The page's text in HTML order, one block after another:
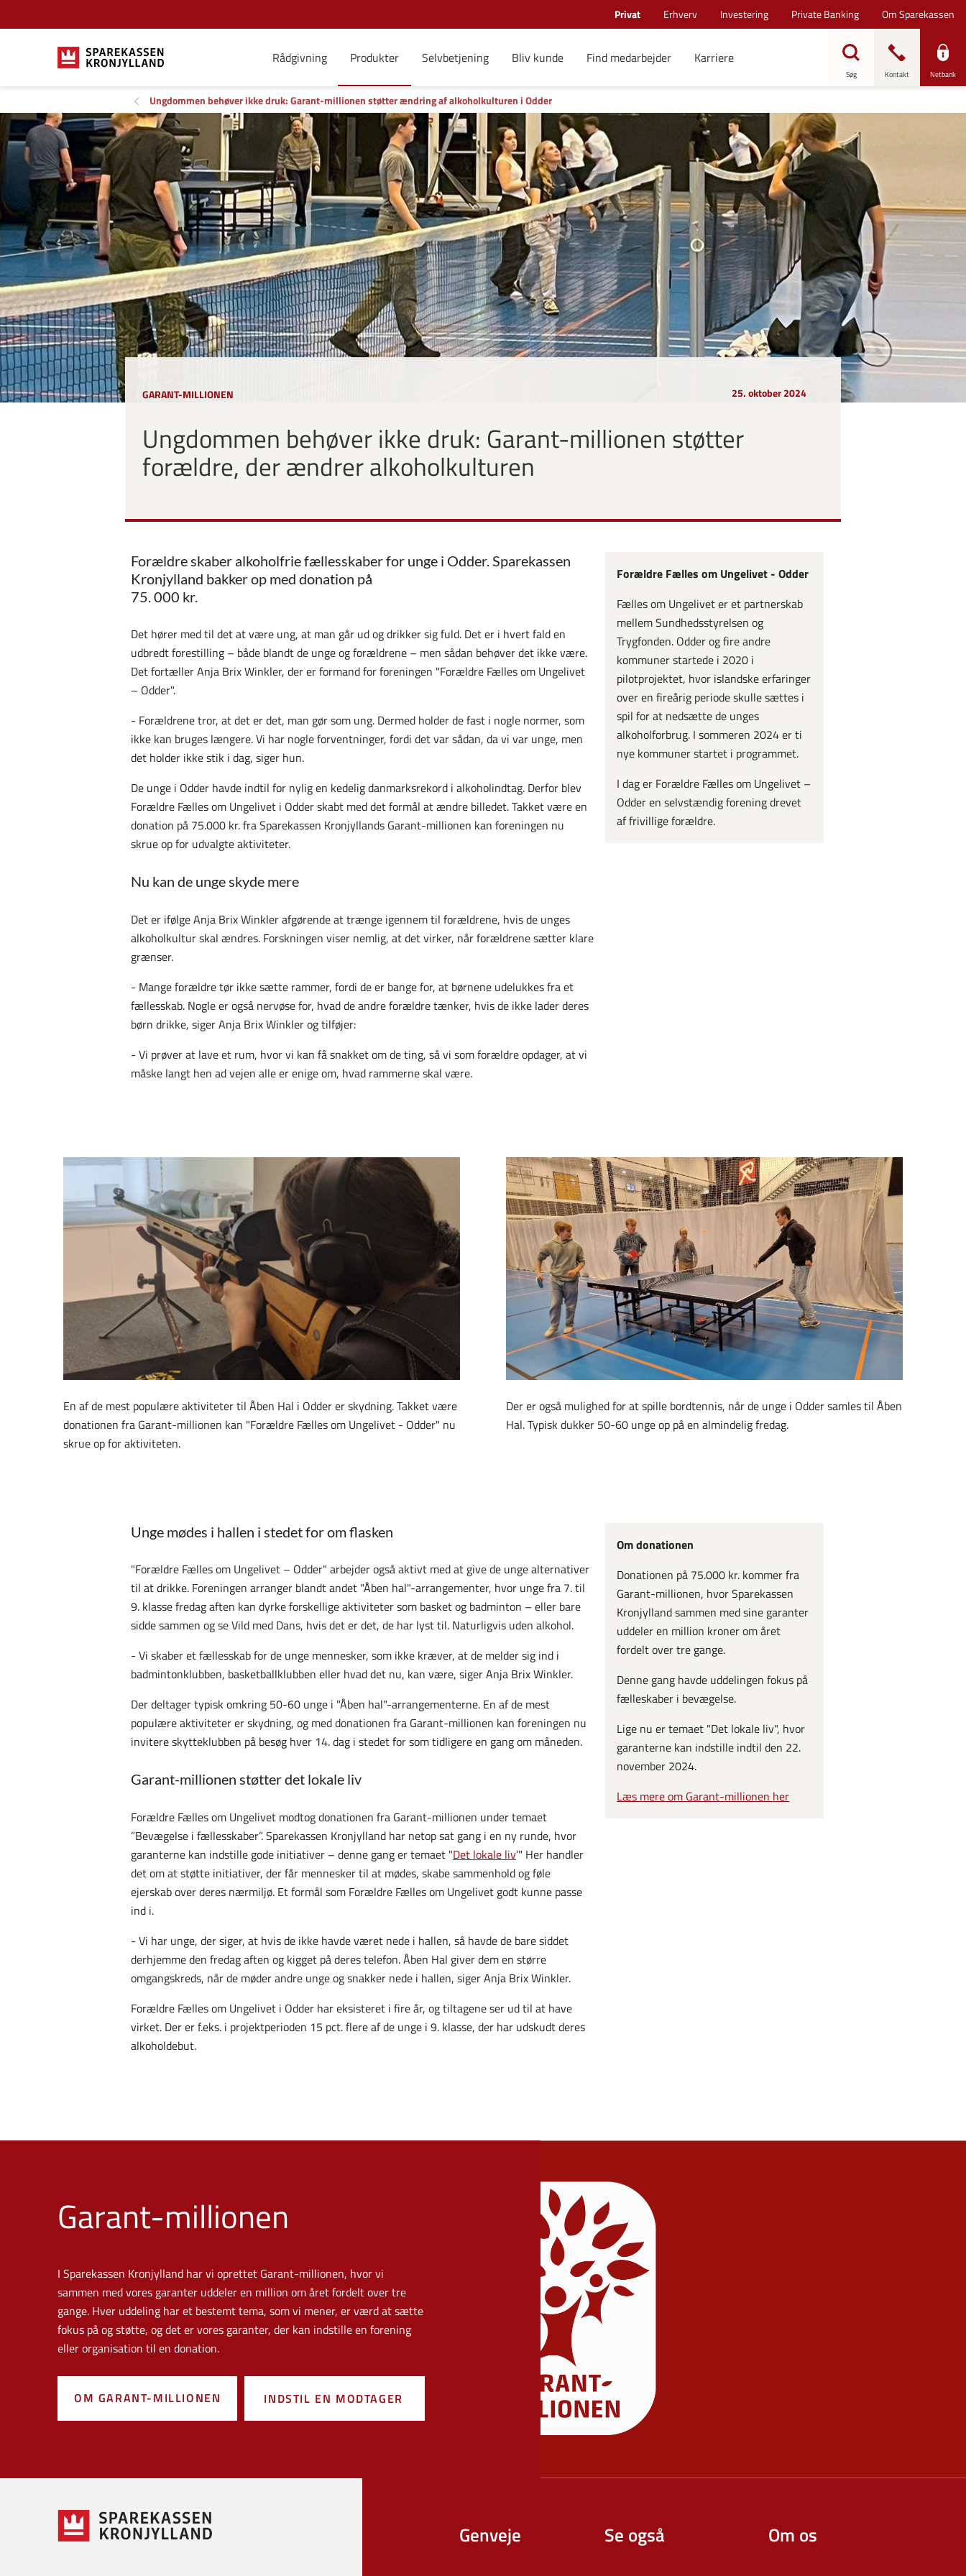
Privat Erhverv Investering Private Banking Om Sparekassen
Rådgivning Produkter Selvbetjening Bliv kunde Find medarbejder Karriere
Søg Kontakt Netbank
Ungdommen behøver ikke druk: Garant-millionen støtter ændring af alkoholkulturen i Odder
GARANT-MILLIONEN
Ungdommen behøver ikke druk: Garant-millionen støtter
forældre, der ændrer alkoholkulturen
25. oktober 2024
Forældre skaber alkoholfrie fællesskaber for unge i Odder. Sparekassen
Kronjylland bakker op med donation på
75. 000 kr.
Det hører med til det at være ung, at man går ud og drikker sig fuld. Det er i hvert fald en
udbredt forestilling – både blandt de unge og forældrene – men sådan behøver det ikke være.
Det fortæller Anja Brix Winkler, der er formand for foreningen "Forældre Fælles om Ungelivet
– Odder".
- Forældrene tror, at det er det, man gør som ung. Dermed holder de fast i nogle normer, som
ikke kan bruges længere. Vi har nogle forventninger, fordi det var sådan, da vi var unge, men
det holder ikke stik i dag, siger hun.
De unge i Odder havde indtil for nylig en kedelig danmarksrekord i alkoholindtag. Derfor blev
Forældre Fælles om Ungelivet i Odder skabt med det formål at ændre billedet. Takket være en
donation på 75.000 kr. fra Sparekassen Kronjyllands Garant-millionen kan foreningen nu
skrue op for udvalgte aktiviteter.
Nu kan de unge skyde mere
Det er ifølge Anja Brix Winkler afgørende at trænge igennem til forældrene, hvis de unges
alkoholkultur skal ændres. Forskningen viser nemlig, at det virker, når forældrene sætter klare
grænser.
- Mange forældre tør ikke sætte rammer, fordi de er bange for, at børnene udelukkes fra et
fællesskab. Nogle er også nervøse for, hvad de andre forældre tænker, hvis de ikke lader deres
børn drikke, siger Anja Brix Winkler og tilføjer:
- Vi prøver at lave et rum, hvor vi kan få snakket om de ting, så vi som forældre opdager, at vi
måske langt hen ad vejen alle er enige om, hvad rammerne skal være.
Forældre Fælles om Ungelivet - Odder
Fælles om Ungelivet er et partnerskab
mellem Sundhedsstyrelsen og
Trygfonden. Odder og fire andre
kommuner startede i 2020 i
pilotprojektet, hvor islandske erfaringer
over en fireårig periode skulle sættes i
spil for at nedsætte de unges
alkoholforbrug. I sommeren 2024 er ti
nye kommuner startet i programmet.
I dag er Forældre Fælles om Ungelivet –
Odder en selvstændig forening drevet
af frivillige forældre.
En af de mest populære aktiviteter til Åben Hal i Odder er skydning. Takket være
donationen fra Garant-millionen kan "Forældre Fælles om Ungelivet - Odder" nu
skrue op for aktiviteten.
Der er også mulighed for at spille bordtennis, når de unge i Odder samles til Åben
Hal. Typisk dukker 50-60 unge op på en almindelig fredag.
Unge mødes i hallen i stedet for om flasken
"Forældre Fælles om Ungelivet – Odder" arbejder også aktivt med at give de unge alternativer
til at drikke. Foreningen arranger blandt andet "Åben hal"-arrangementer, hvor unge fra 7. til
9. klasse fredag aften kan dyrke forskellige aktiviteter som basket og badminton – eller bare
sidde sammen og se Vild med Dans, hvis det er det, de har lyst til. Naturligvis uden alkohol.
- Vi skaber et fællesskab for de unge mennesker, som ikke kræver, at de melder sig ind i
badmintonklubben, basketballklubben eller hvad det nu, kan være, siger Anja Brix Winkler.
Der deltager typisk omkring 50-60 unge i "Åben hal"-arrangementerne. En af de mest
populære aktiviteter er skydning, og med donationen fra Garant-millionen kan foreningen nu
invitere skytteklubben på besøg hver 14. dag i stedet for som tidligere en gang om måneden.
Garant-millionen støtter det lokale liv
Forældre Fælles om Ungelivet modtog donationen fra Garant-millionen under temaet
”Bevægelse i fællesskaber”. Sparekassen Kronjylland har netop sat gang i en ny runde, hvor
garanterne kan indstille gode initiativer – denne gang er temaet "Det lokale liv’" Her handler
det om at støtte initiativer, der får mennesker til at mødes, skabe sammenhold og føle
ejerskab over deres nærmiljø. Et formål som Forældre Fælles om Ungelivet godt kunne passe
ind i.
- Vi har unge, der siger, at hvis de ikke havde været nede i hallen, så havde de bare siddet
derhjemme den fredag aften og kigget på deres telefon. Åben Hal giver dem en større
omgangskreds, når de møder andre unge og snakker nede i hallen, siger Anja Brix Winkler.
Forældre Fælles om Ungelivet i Odder har eksisteret i fire år, og tiltagene ser ud til at have
virket. Der er f.eks. i projektperioden 15 pct. flere af de unge i 9. klasse, der har udskudt deres
alkoholdebut.
Om donationen
Donationen på 75.000 kr. kommer fra
Garant-millionen, hvor Sparekassen
Kronjylland sammen med sine garanter
uddeler en million kroner om året
fordelt over tre gange.
Denne gang havde uddelingen fokus på
fælleskaber i bevægelse.
Lige nu er temaet "Det lokale liv", hvor
garanterne kan indstille indtil den 22.
november 2024.
Læs mere om Garant-millionen her
Garant-millionen
I Sparekassen Kronjylland har vi oprettet Garant-millionen, hvor vi
sammen med vores garanter uddeler en million om året fordelt over tre
gange. Hver uddeling har et bestemt tema, som vi mener, er værd at sætte
fokus på og støtte, og det er vores garanter, der kan indstille en forening
eller organisation til en donation.
OM GARANT-MILLIONEN INDSTIL EN MODTAGER
Genveje Se også Om os